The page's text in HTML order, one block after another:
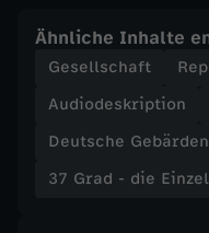
Ähnliche Inhalte
Gesellschaft
Audiodeskription
Deutsche
37 Grad - die